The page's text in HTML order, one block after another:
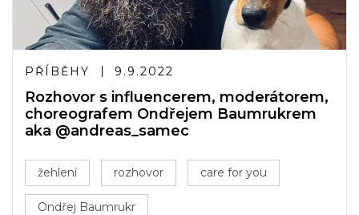
PŘÍBĚHY 9.9.2022
Rozhovor s influencerem, moderátorem,
choreografem Ondřejem Baumrukrem
aka @andreas_samec
žehlení rozhovor care for you
Ondřej Baumrukr